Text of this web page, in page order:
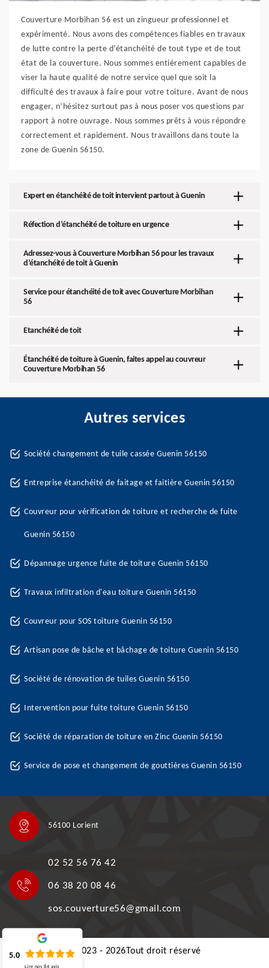
Couverture Morbihan 56 est un zingueur professionnel et
expérimenté. Nous avons des compétences fiables en travaux
de lutte contre la perte d’étanchéité de tout type et de tout
état de la couverture. Nous sommes entièrement capables de
viser la haute qualité de notre service quel que soit la
difficulté des travaux à faire pour votre toiture. Avant de nous
engager, n’hésitez surtout pas à nous poser vos questions par
rapport à notre ouvrage. Nous sommes prêts à vous répondre
correctement et rapidement. Nous travaillons dans toute la
zone de Guenin 56150.
Expert en étanchéité de toit intervient partout à Guenin
Réfection d’étanchéité de toiture en urgence
Adressez-vous à Couverture Morbihan 56 pour les travaux
d’étanchéité de toit à Guenin
Service pour étanchéité de toit avec Couverture Morbihan
56
Etanchéité de toit
Étanchéité de toiture à Guenin, faites appel au couvreur
Couverture Morbihan 56
Autres services
Société changement de tuile cassée Guenin 56150
Entreprise étanchéité de faitage et faitière Guenin 56150
Couvreur pour vérification de toiture et recherche de fuite
Guenin 56150
Dépannage urgence fuite de toiture Guenin 56150
Travaux infiltration d'eau toiture Guenin 56150
Couvreur pour SOS toiture Guenin 56150
Artisan pose de bâche et bâchage de toiture Guenin 56150
Société de rénovation de tuiles Guenin 56150
Intervention pour fuite toiture Guenin 56150
Société de réparation de toiture en Zinc Guenin 56150
Service de pose et changement de gouttières Guenin 56150
56100 Lorient
02 52 56 76 42
06 38 20 08 46
sos.couverture56@gmail.com
©2023 - 2026Tout droit réservé
5.0
Lire nos84 avis